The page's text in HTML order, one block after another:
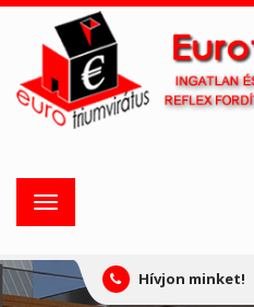
Toggle
navigation
Hívjon minket!